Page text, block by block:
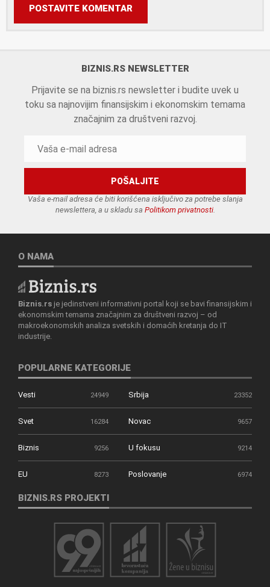
POSTAVITE KOMENTAR
BIZNIS.RS NEWSLETTER
Prijavite se na biznis.rs newsletter i budite uvek u
toku sa najnovijim finansijskim i ekonomskim temama
značajnim za društveni razvoj.
Vaša e-mail adresa će biti korišćena isključivo za potrebe slanja
newslettera, a u skladu sa Politikom privatnosti.
O NAMA
Biznis.rs je jedinstveni informativni portal koji se bavi finansijskim i
ekonomskim temama značajnim za društveni razvoj – od
makroekonomskih analiza svetskih i domaćih kretanja do IT
industrije.
POPULARNE KATEGORIJE
Vesti 24949 Srbija 23352
Svet 16284 Novac 9657
Biznis 9256 U fokusu 9214
EU 8273 Poslovanje 6974
BIZNIS.RS PROJEKTI